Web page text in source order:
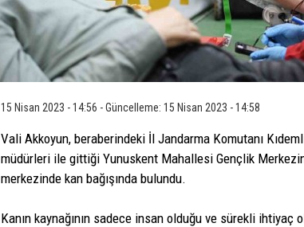
15 Nisan 2023 - 14:56 - Güncelleme: 15 Nisan 2023 - 14:58
Vali Akkoyun, beraberindeki İl Jandarma Komutanı
müdürleri ile gittiği Yunuskent Mahallesi Gençlik
merkezinde kan bağışında bulundu.
Kanın kaynağının sadece insan olduğu ve sürekli ihtiyaç